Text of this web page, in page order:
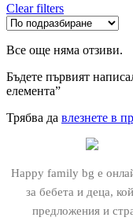
Clear filters
Все още няма отзиви.
Бъдете първият
елемента”
Трябва да влезнете в
Happy family bg е
за бебета и деца,
предложения и